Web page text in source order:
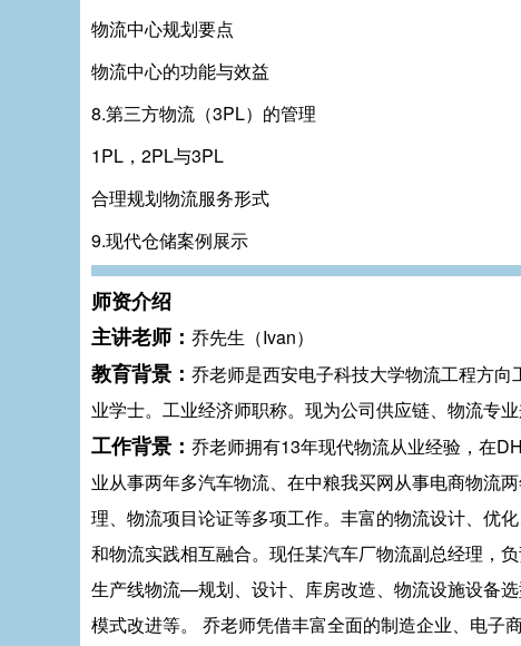
物流中心规划要点
物流中心的功能与效益
8.第三方物流（3PL）的管理
1PL，2PL与3PL
合理规划物流服务形式
9.现代仓储案例展示
师资介绍
主讲老师： 乔先生（Ivan）
教育背景： 乔老师是西安电子科技大学物流工程方
业学士。工业经济师职称。现为公司供应链、物流专
工作背景： 乔老师拥有13年现代物流从业经验，在
业从事两年多汽车物流、在中粮我买网从事电商物流
理、物流项目论证等多项工作。丰富的物流设计、优
和物流实践相互融合。现任某汽车厂物流副总经理，
生产线物流—规划、设计、库房改造、物流设施设备
模式改进等。 乔老师凭借丰富全面的制造企业、电子